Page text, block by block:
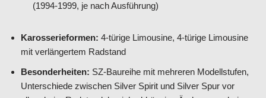
(1994-1999, je nach Ausführung)
Karosserieformen: 4-türige Limousine, 4-türige Limousine
mit verlängertem Radstand
Besonderheiten: SZ-Baureihe mit mehreren Modellstufen,
Unterschiede zwischen Silver Spirit und Silver Spur vor